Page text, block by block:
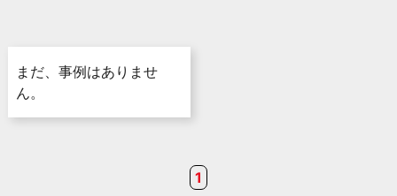
まだ、事例はありませ
ん。
1